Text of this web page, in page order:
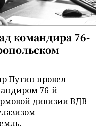
командира 76-
Путин провел
76-й
дивизии ВДВ